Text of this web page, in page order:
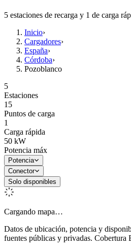
5 estaciones de recarga y 1 de carga
Inicio›
Cargadores›
España›
Córdoba›
Pozoblanco
5
Estaciones
15
Puntos de carga
1
Carga rápida
50 kW
Potencia máx
Potencia
Conector
Solo disponibles
Cargando mapa…
Datos de ubicación, potencia y
fuentes públicas y privadas. Cobertura